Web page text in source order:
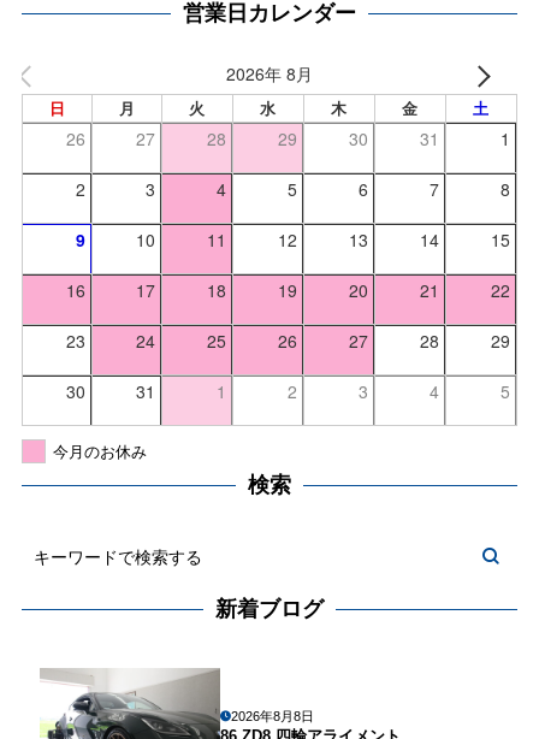
営業日カレンダー
2026年 8月
日 月 火 水 木 金 土
26 27 28 29 30 31 1
2 3 4 5 6 7 8
9 10 11 12 13 14 15
16 17 18 19 20 21 22
23 24 25 26 27 28 29
30 31 1 2 3 4 5
今月のお休み
検索
新着ブログ
2026年8月8日